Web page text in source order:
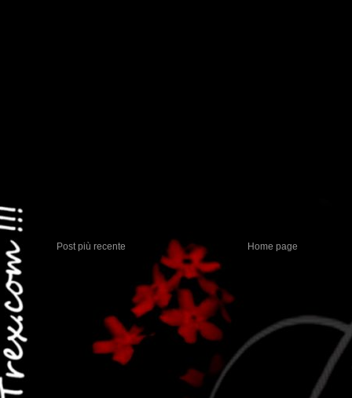
Post più recente Home page